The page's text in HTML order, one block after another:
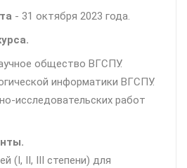
- 31 октября 2023 года.
общество ВГСПУ.
информатики ВГСПУ.
исследовательских работ
(I, II, III степени) для